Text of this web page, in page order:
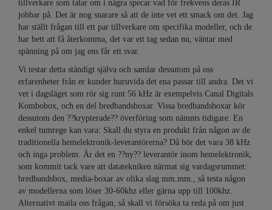
tillverkare som talar om i några specar vad för frekvens deras IR
jobbar på. Det är nog snarare så att de inte vet ett smack om det. Jag
har ställt frågan till ett par tillverkare om specifika modeller, och de
har bett att få återkomma, det var ett tag sedan nu, väntar med
spänning på om jag ens får ett svar.
Vi testar detta ständigt själva och samlar dessutom på oss
erfarenheter från er kunder huruvida det ena passar till andra. Det vi
vet i dagsläget som rör sig runt 56 kHz är exempelvis Canal Digitals
Kombobox, och en del bredbandsboxar. Vissa bredbandsboxar kör
dessutom den ??krypterade?? överföring som nämnts tidigare. En
enkel tumrege kan vara: Skall du styra en produkt från någon av de
traditionella hemelektronik-leverantörerna? Då bör det vara 38 kHz
och inga problem. Är det en ??ny?? leverantör inom hemelektronik,
som kommit tack vare att datatekniken närmat sig vardagsrummet:
bredbandsbox, media-boxar av olika slag mm.mm., så testa någon
av modellerna som löser 30-60khz eller gärna upp till 100khz.
Alternativt maila oss frågan, så skall vi försöka ta reda på om just